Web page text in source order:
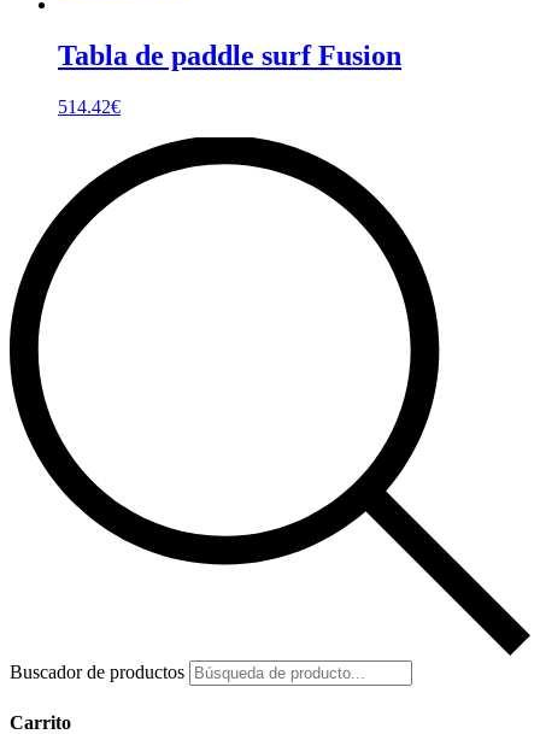
Tabla de paddle surf Fusion
514.42€
Buscador de productos
Carrito